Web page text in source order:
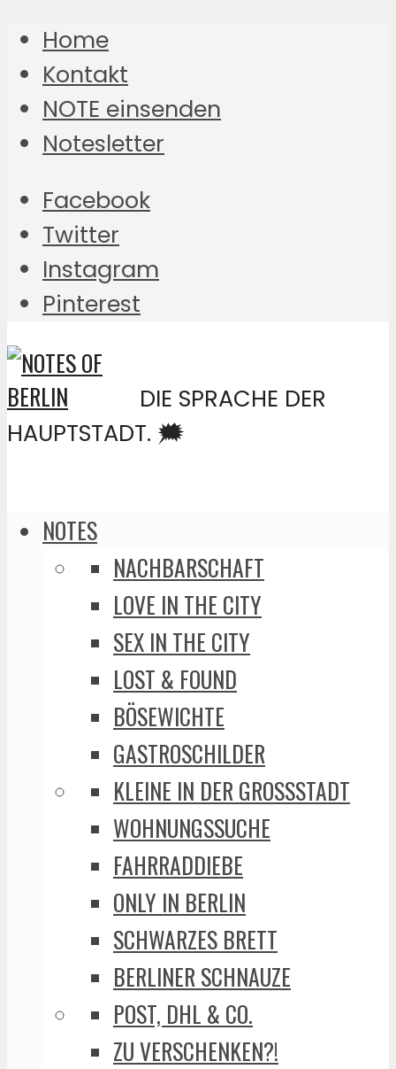
Home
Kontakt
NOTE einsenden
Notesletter
Facebook
Twitter
Instagram
Pinterest
DIE SPRACHE DER
HAUPTSTADT. 🗯️
NOTES
NACHBARSCHAFT
LOVE IN THE CITY
SEX IN THE CITY
LOST & FOUND
BÖSEWICHTE
GASTROSCHILDER
KLEINE IN DER GROSSSTADT
WOHNUNGSSUCHE
FAHRRADDIEBE
ONLY IN BERLIN
SCHWARZES BRETT
BERLINER SCHNAUZE
POST, DHL & CO.
ZU VERSCHENKEN?!